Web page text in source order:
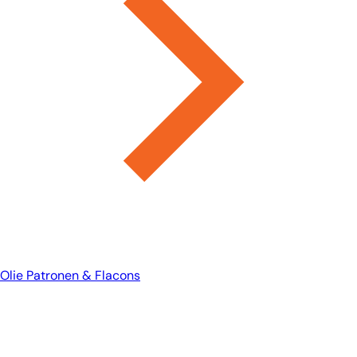
Olie Patronen & Flacons